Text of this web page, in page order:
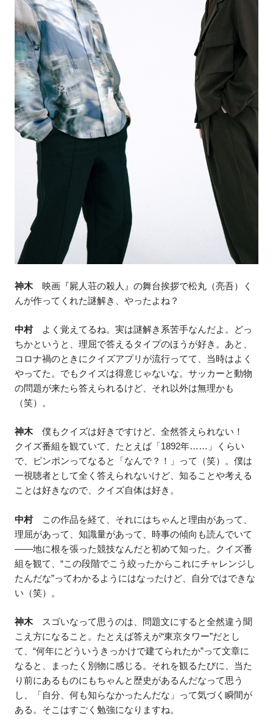
神木映画『屍人荘の殺人』の舞台挨拶で松丸（亮吾）く
んが作ってくれた謎解き、やったよね？
中村よく覚えてるね。実は謎解き系苦手なんだよ。どっ
ちかというと、理屈で答えるタイプのほうが好き。あと、
コロナ禍のときにクイズアプリが流行ってて、当時はよく
やってた。でもクイズは得意じゃないな。サッカーと動物
の問題が来たら答えられるけど、それ以外は無理かも
（笑）。
神木僕もクイズは好きですけど、全然答えられない！
クイズ番組を観ていて、たとえば「1892年……」くらい
で、ピンポンってなると「なんで？！」って（笑）。僕は
一視聴者として全く答えられないけど、知ることや考える
ことは好きなので、クイズ自体は好き。
中村この作品を経て、それにはちゃんと理由があって、
理屈があって、知識量があって、時事の傾向も読んでいて
――地に根を張った競技なんだと初めて知った。クイズ番
組を観て、“この段階でこう絞ったからこれにチャレンジし
たんだな”ってわかるようにはなったけど、自分ではできな
い（笑）。
神木スゴいなって思うのは、問題文にすると全然違う聞
こえ方になること。たとえば答えが“東京タワー”だとし
て、“何年にどういうきっかけで建てられたか”って文章に
なると、まったく別物に感じる。それを観るたびに、当た
り前にあるものにもちゃんと歴史があるんだなって思う
し、「自分、何も知らなかったんだな」って気づく瞬間が
ある。そこはすごく勉強になりますね。